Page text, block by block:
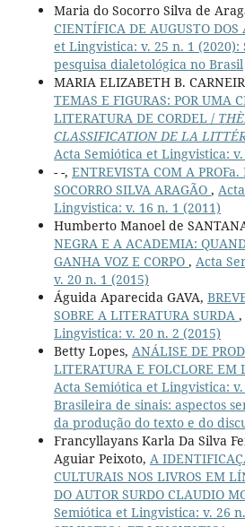
Maria do Socorro Silva de
CIENTÍFICA DE AUGUSTO DOS
et Lingvistica: v. 25 n. 1 (2020):
pesquisa dialetológica no Brasil
MARIA ELIZABETH B.
TEMAS E FIGURAS: POR UMA
LITERATURA DE CORDEL /
CLASSIFICATION DE LA
Acta Semiótica et Lingvistica:
- -, ENTREVISTA COM A
SOCORRO SILVA ARAGÃO ,
Lingvistica: v. 16 n. 1 (2011)
Humberto Manoel de
NEGRA E A ACADEMIA:
GANHA VOZ E CORPO , Acta
v. 20 n. 1 (2015)
Águida Aparecida GAVA,
SOBRE A LITERATURA SURDA ,
Lingvistica: v. 20 n. 2 (2015)
Betty Lopes, ANÁLISE DE
LITERATURA E FOLCLORE EM
Acta Semiótica et Lingvistica:
Brasileira de sinais: aspectos
da produção do texto e do
Francyllayans Karla Da Silva
Aguiar Peixoto, A
CULTURAIS NOS LIVROS EM
DO AUTOR SURDO CLAUDIO
Semiótica et Lingvistica: v. 26